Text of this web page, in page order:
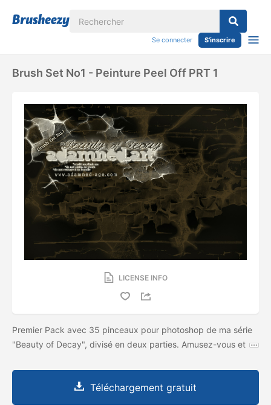
Se connecter S'inscrire
Brush Set No1 - Peinture Peel Off PRT 1
LICENSE INFO
Premier Pack avec 35 pinceaux pour photoshop de ma série
"Beauty of Decay", divisé en deux parties. Amusez-vous et
Téléchargement gratuit